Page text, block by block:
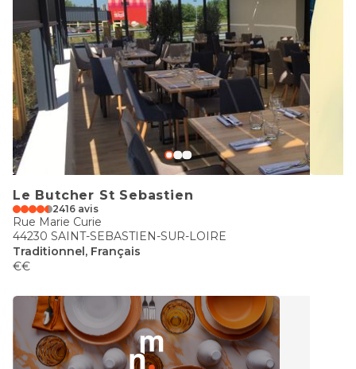
Le Butcher St Sebastien
2416 avis
Rue Marie Curie
44230 SAINT-SEBASTIEN-SUR-LOIRE
Traditionnel, Français
€€